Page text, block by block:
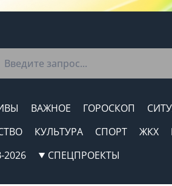
ВАЖНОЕ ГОРОСКОП
КУЛЬТУРА СПОРТ ЖКХ
СПЕЦПРОЕКТЫ